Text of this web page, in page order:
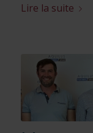
Lire la suite